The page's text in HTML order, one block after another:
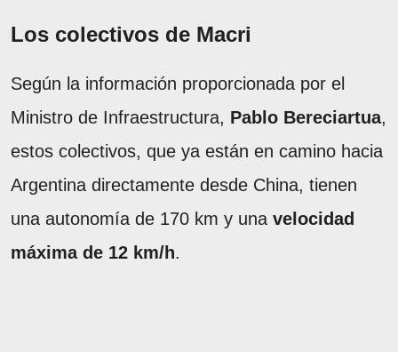
Los colectivos de Macri
Según la información proporcionada por el
Ministro de Infraestructura, Pablo Bereciartua,
estos colectivos, que ya están en camino hacia
Argentina directamente desde China, tienen
una autonomía de 170 km y una velocidad
máxima de 12 km/h.